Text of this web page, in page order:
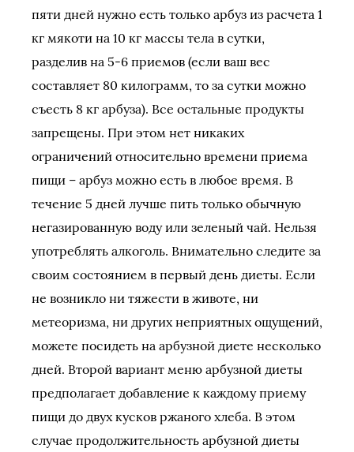
пяти дней нужно есть только арбуз из расчета 1
кг мякоти на 10 кг массы тела в сутки,
разделив на 5-6 приемов (если ваш вес
составляет 80 килограмм, то за сутки можно
съесть 8 кг арбуза). Все остальные продукты
запрещены. При этом нет никаких
ограничений относительно времени приема
пищи – арбуз можно есть в любое время. В
течение 5 дней лучше пить только обычную
негазированную воду или зеленый чай. Нельзя
употреблять алкоголь. Внимательно следите за
своим состоянием в первый день диеты. Если
не возникло ни тяжести в животе, ни
метеоризма, ни других неприятных ощущений,
можете посидеть на арбузной диете несколько
дней. Второй вариант меню арбузной диеты
предполагает добавление к каждому приему
пищи до двух кусков ржаного хлеба. В этом
случае продолжительность арбузной диеты